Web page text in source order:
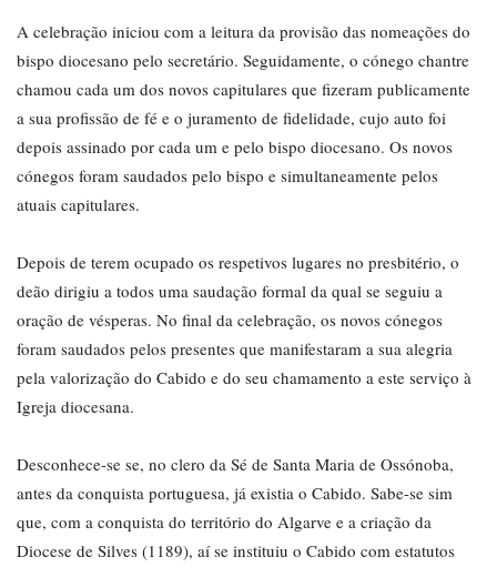
A celebração iniciou com a leitura da provisão das nomeações do
bispo diocesano pelo secretário. Seguidamente, o cónego chantre
chamou cada um dos novos capitulares que fizeram publicamente
a sua profissão de fé e o juramento de fidelidade, cujo auto foi
depois assinado por cada um e pelo bispo diocesano. Os novos
cónegos foram saudados pelo bispo e simultaneamente pelos
atuais capitulares.
Depois de terem ocupado os respetivos lugares no presbitério, o
deão dirigiu a todos uma saudação formal da qual se seguiu a
oração de vésperas. No final da celebração, os novos cónegos
foram saudados pelos presentes que manifestaram a sua alegria
pela valorização do Cabido e do seu chamamento a este serviço à
Igreja diocesana.
Desconhece-se se, no clero da Sé de Santa Maria de Ossónoba,
antes da conquista portuguesa, já existia o Cabido. Sabe-se sim
que, com a conquista do território do Algarve e a criação da
Diocese de Silves (1189), aí se instituiu o Cabido com estatutos